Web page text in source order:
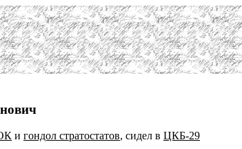
и гондол стратостатов, сидел в ЦКБ-29